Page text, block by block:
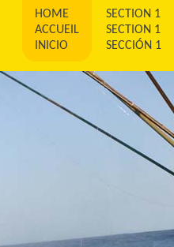
HOME
ACCUEIL
INICIO
SECTION 1
SECTION 1
SECCIÓN 1